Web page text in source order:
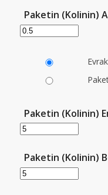
Paketin (Kolinin)
Paketin (Kolinin)
Paketin (Kolinin)